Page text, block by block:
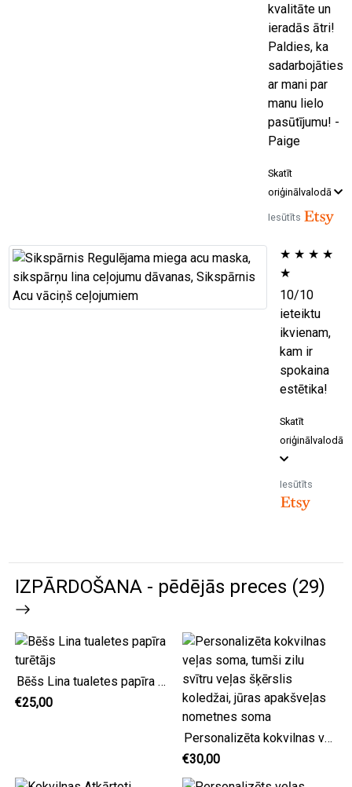
kvalitāte un
ieradās ātri!
Paldies, ka
sadarbojāties
ar mani par
manu lielo
pasūtījumu! -
Paige
Skatīt
oriģinālvalodā
Iesūtīts
★ ★ ★ ★
★
10/10
ieteiktu
ikvienam,
kam ir
spokaina
estētika!
Skatīt
oriģinālvalodā
Iesūtīts
IZPĀRDOŠANA - pēdējās preces (29)
Bēšs Lina tualetes papīra turētājs
€25,00
Personalizēta kokvilnas veļas soma, tumši zilu svītru veļas šķērslis koledžai, jūras apakšveļas nometnes soma
€30,00